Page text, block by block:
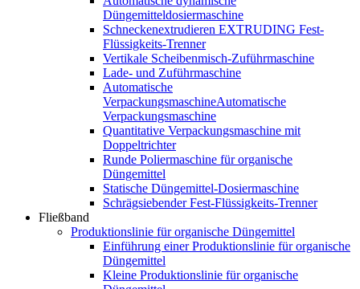
Düngemitteldosiermaschine
Schneckenextrudieren EXTRUDING Fest-
Flüssigkeits-Trenner
Vertikale Scheibenmisch-Zuführmaschine
Lade- und Zuführmaschine
Automatische
VerpackungsmaschineAutomatische
Verpackungsmaschine
Quantitative Verpackungsmaschine mit
Doppeltrichter
Runde Poliermaschine für organische
Düngemittel
Statische Düngemittel-Dosiermaschine
Schrägsiebender Fest-Flüssigkeits-Trenner
Fließband
Produktionslinie für organische Düngemittel
Einführung einer Produktionslinie für organische
Düngemittel
Kleine Produktionslinie für organische